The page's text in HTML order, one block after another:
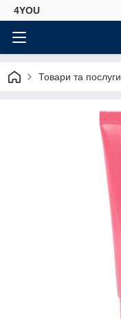
4YOU
Товари та послуги